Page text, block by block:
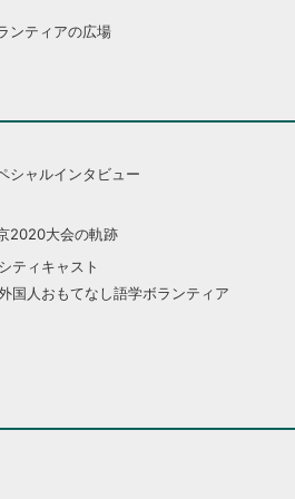
ンティアの広場
シャルインタビュー
2020大会の軌跡
シティキャスト
国人おもてなし語学ボランティア